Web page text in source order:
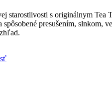
starostlivosti s originálnym
spôsobené presušením,